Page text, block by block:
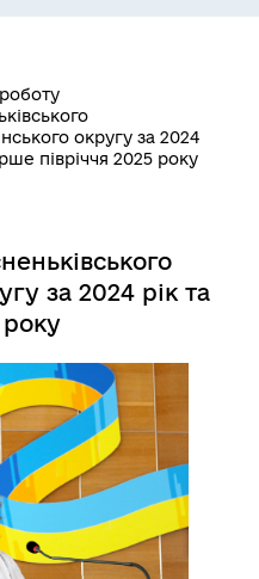
округу за 2024
півріччя 2025 року
за 2024 рік та